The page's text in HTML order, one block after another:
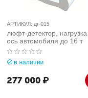
АРТИКУЛ: дг-015
люфт-детектор,
ось автомобиля до 16 т
в наличии
277 000₽